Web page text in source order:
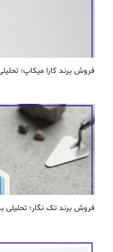
فروش برند کارا ميكاپ؛
فروش برند تک نگار؛ تحلیلی